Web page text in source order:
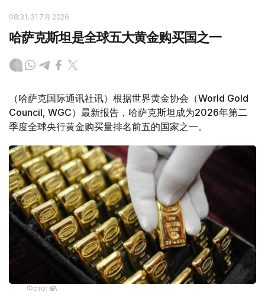
08:31, 31 7月 2026
哈萨克斯坦是全球五大黄金购买国之一
（哈萨克国际通讯社讯）根据世界黄金协会（World Gold
Council, WGC）最新报告，哈萨克斯坦成为2026年第二
季度全球央行黄金购买量排名前五的国家之一。
Фото: ӨзА